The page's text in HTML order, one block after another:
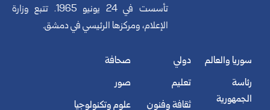
تأسست في 24 يونيو 1965. تتبع وزارة
الإعلام، ومركزها الرئيسي في دمشق.
سوريا والعالم
رئاسة
الجمهورية
دولي
تعليم
ثقافة وفنون
صحافة
صور
علوم وتكنولوجيا